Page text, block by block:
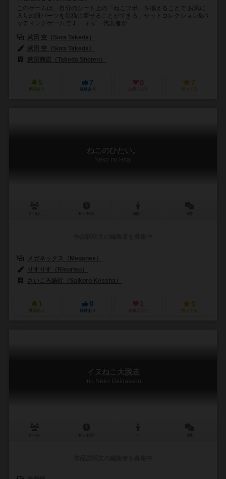
このゲームは、自分のシート上の「ねこツボ」を揃えることで お気に
入りの服パーツを黒猫に着せることができる、セットコレクション&バ
ッティングゲームです。 まず、代表者が...
武田 空（Sora Takeda）
武田 空（Sora Takeda）
武田商店（Takeda Shoten）
5
興味あり
7
経験あり
0
お気に入り
7
持ってる
ねこのひたい。
Neko no Hitai
メガネックス（Meganex）
りすりす（Risurisu）
さいころ結社（Saikoro Kessha）
1
興味あり
0
経験あり
1
お気に入り
0
持ってる
イヌねこ大脱走
Inu Neko Daidassou